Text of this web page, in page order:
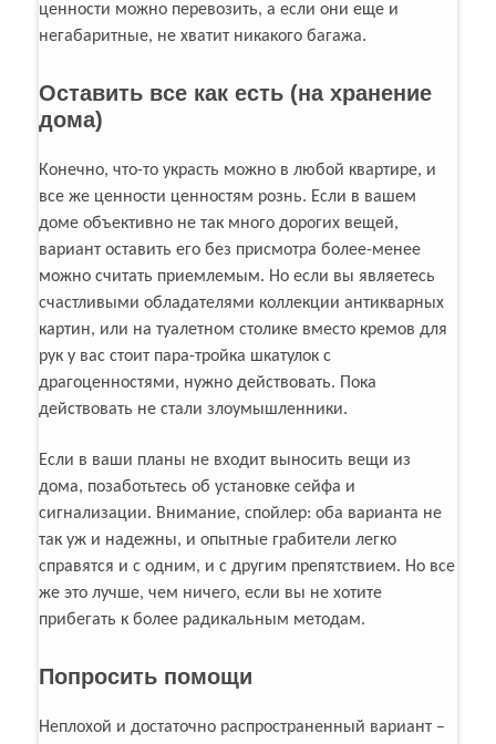
ценности можно перевозить, а если они еще и
негабаритные, не хватит никакого багажа.
Оставить все как есть (на хранение
дома)
Конечно, что-то украсть можно в любой квартире, и
все же ценности ценностям рознь. Если в вашем
доме объективно не так много дорогих вещей,
вариант оставить его без присмотра более-менее
можно считать приемлемым. Но если вы являетесь
счастливыми обладателями коллекции антикварных
картин, или на туалетном столике вместо кремов для
рук у вас стоит пара-тройка шкатулок с
драгоценностями, нужно действовать. Пока
действовать не стали злоумышленники.
Если в ваши планы не входит выносить вещи из
дома, позаботьтесь об установке сейфа и
сигнализации. Внимание, спойлер: оба варианта не
так уж и надежны, и опытные грабители легко
справятся и с одним, и с другим препятствием. Но все
же это лучше, чем ничего, если вы не хотите
прибегать к более радикальным методам.
Попросить помощи
Неплохой и достаточно распространенный вариант –